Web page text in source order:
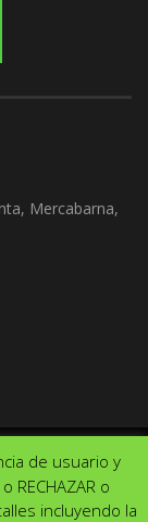
Mercabarna,
Diseño de
de usuario y
RECHAZAR o
incluyendo la